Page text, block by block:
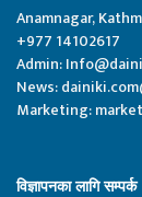
Anamnagar,
+977 14102617
Admin:
News:
Marketing:
विज्ञापनका लागि सम्पर्क